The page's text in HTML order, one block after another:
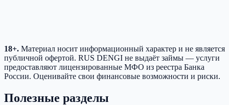
18+. Материал носит информационный характер и не является
публичной офертой. RUS DENGI не выдаёт займы — услуги
предоставляют лицензированные МФО из реестра Банка
России. Оценивайте свои финансовые возможности и риски.
Полезные разделы